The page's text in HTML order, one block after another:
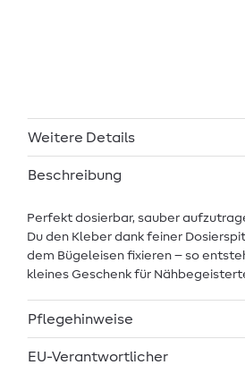
Weitere Details
Beschreibung
Perfekt dosierbar, sauber
Du den Kleber dank feiner
dem Bügeleisen fixieren – so
kleines Geschenk für
Pflegehinweise
EU-Verantwortlicher